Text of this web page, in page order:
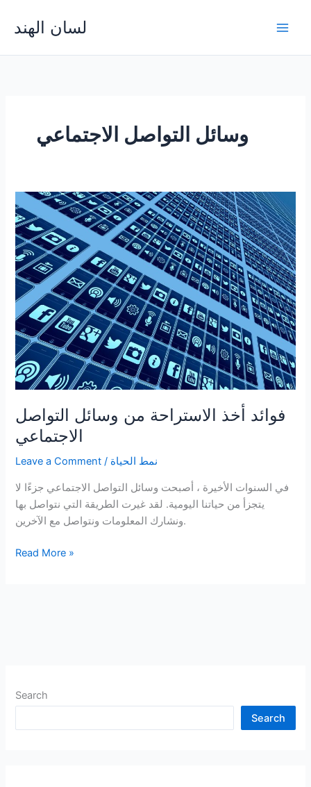
content
لسان الهند
وسائل التواصل الاجتماعي
فوائد أخذ الاستراحة من وسائل التواصل
الاجتماعي
Leave a Comment / نمط الحياة
في السنوات الأخيرة ، أصبحت وسائل التواصل الاجتماعي جزءًا لا
يتجزأ من حياتنا اليومية. لقد غيرت الطريقة التي نتواصل بها
ونشارك المعلومات ونتواصل مع الآخرين.
فوائد
Read More »
Search
Search